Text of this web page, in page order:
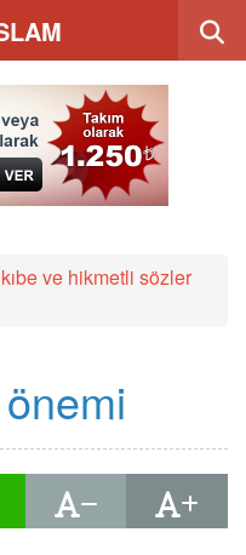
ve hikmetli sözler